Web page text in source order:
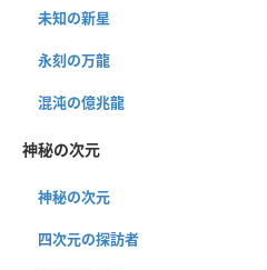
未知の新星
永刻の万龍
混沌の億兆龍
神秘の次元
神秘の次元
四次元の探訪者